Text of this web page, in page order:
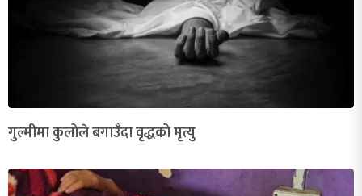
गुल्मीमा कुलोले बगाउँदा वृद्धको मृत्यु